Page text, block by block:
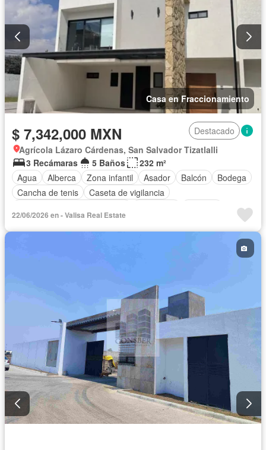
Casa en Fraccionamiento
$ 7,342,000 MXN
Destacado
Agrícola Lázaro Cárdenas, San Salvador Tizatlalli
3 Recámaras
5 Baños
232 m²
Agua
Alberca Zona infantil Asador Balcón
Bodega
Cancha de tenis
Caseta de vigilancia
Cocina equipada
Cocina integral
Sin amueblar
22/06/2026 en - Valisa Real Estate